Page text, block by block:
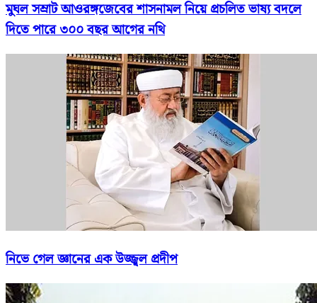
মুঘল সম্রাট আওরঙ্গজেবের শাসনামল নিয়ে প্রচলিত ভাষ্য বদলে
দিতে পারে ৩০০ বছর আগের নথি
নিভে গেল জ্ঞানের এক উজ্জ্বল প্রদীপ